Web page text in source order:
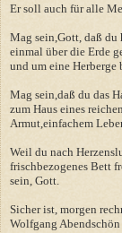
Er soll auch für alle
Mag sein,Gott, daß du
einmal über die Erde
und um eine Herberge
Mag sein,daß du das
zum Haus eines
Armut,einfachem
Weil du nach
frischbezogenes Bett
sein, Gott.
Sicher ist, morgen
Wolfgang